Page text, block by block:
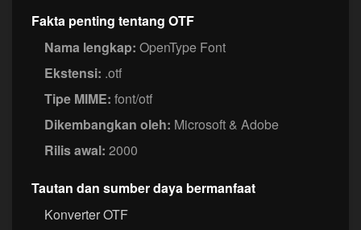
Fakta penting tentang OTF
Nama lengkap: OpenType Font
Ekstensi: .otf
Tipe MIME: font/otf
Dikembangkan oleh: Microsoft & Adobe
Rilis awal: 2000
Tautan dan sumber daya bermanfaat
Konverter OTF